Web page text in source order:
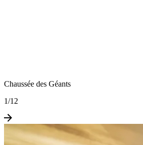
Chaussée des Géants
1/12